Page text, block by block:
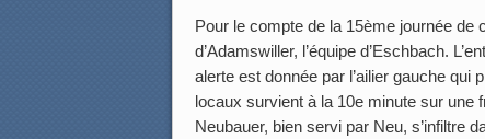
Pour le compte de la 15ème journée de
d’Adamswiller, l’équipe d’Eschbach.
alerte est donnée par l’ailier gauche
locaux survient à la 10e minute sur une
Neubauer, bien servi par Neu, s’infiltre